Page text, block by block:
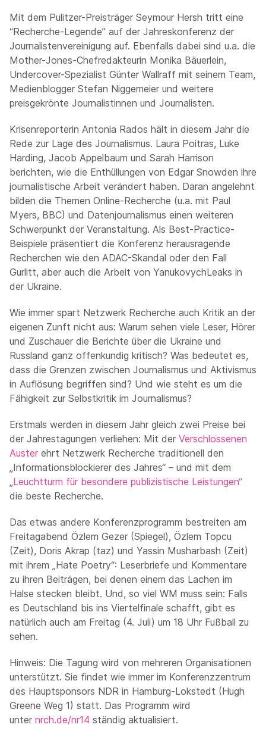
Mit dem Pulitzer-Preisträger Seymour Hersh tritt eine
“Recherche-Legende” auf der Jahreskonferenz der
Journalistenvereinigung auf. Ebenfalls dabei sind u.a. die
Mother-Jones-Chefredakteurin Monika Bäuerlein,
Undercover-Spezialist Günter Wallraff mit seinem Team,
Medienblogger Stefan Niggemeier und weitere
preisgekrönte Journalistinnen und Journalisten.
Krisenreporterin Antonia Rados hält in diesem Jahr die
Rede zur Lage des Journalismus. Laura Poitras, Luke
Harding, Jacob Appelbaum und Sarah Harrison
berichten, wie die Enthüllungen von Edgar Snowden ihre
journalistische Arbeit verändert haben. Daran angelehnt
bilden die Themen Online-Recherche (u.a. mit Paul
Myers, BBC) und Datenjournalismus einen weiteren
Schwerpunkt der Veranstaltung. Als Best-Practice-
Beispiele präsentiert die Konferenz herausragende
Recherchen wie den ADAC-Skandal oder den Fall
Gurlitt, aber auch die Arbeit von YanukovychLeaks in
der Ukraine.
Wie immer spart Netzwerk Recherche auch Kritik an der
eigenen Zunft nicht aus: Warum sehen viele Leser, Hörer
und Zuschauer die Berichte über die Ukraine und
Russland ganz offenkundig kritisch? Was bedeutet es,
dass die Grenzen zwischen Journalismus und Aktivismus
in Auflösung begriffen sind? Und wie steht es um die
Fähigkeit zur Selbstkritik im Journalismus?
Erstmals werden in diesem Jahr gleich zwei Preise bei
der Jahrestagungen verliehen: Mit der Verschlossenen
Auster ehrt Netzwerk Recherche traditionell den
„Informationsblockierer des Jahres“ – und mit dem
„Leuchtturm für besondere publizistische Leistungen“
die beste Recherche.
Das etwas andere Konferenzprogramm bestreiten am
Freitagabend Özlem Gezer (Spiegel), Özlem Topcu
(Zeit), Doris Akrap (taz) und Yassin Musharbash (Zeit)
mit ihrem „Hate Poetry“: Leserbriefe und Kommentare
zu ihren Beiträgen, bei denen einem das Lachen im
Halse stecken bleibt. Und, so viel WM muss sein: Falls
es Deutschland bis ins Viertelfinale schafft, gibt es
natürlich auch am Freitag (4. Juli) um 18 Uhr Fußball zu
sehen.
Hinweis: Die Tagung wird von mehreren Organisationen
unterstützt. Sie findet wie immer im Konferenzzentrum
des Hauptsponsors NDR in Hamburg-Lokstedt (Hugh
Greene Weg 1) statt. Das Programm wird
unter nrch.de/nr14 ständig aktualisiert.